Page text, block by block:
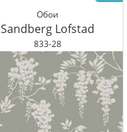
Обои
Sandberg Lofstad
833-28